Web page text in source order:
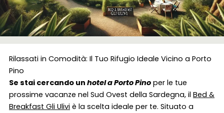
Rilassati in Comodità: Il Tuo Rifugio Ideale Vicino a Porto
Pino
Se stai cercando un hotel a Porto Pino per le tue
prossime vacanze nel Sud Ovest della Sardegna, il Bed &
Breakfast Gli Ulivi è la scelta ideale per te. Situato a